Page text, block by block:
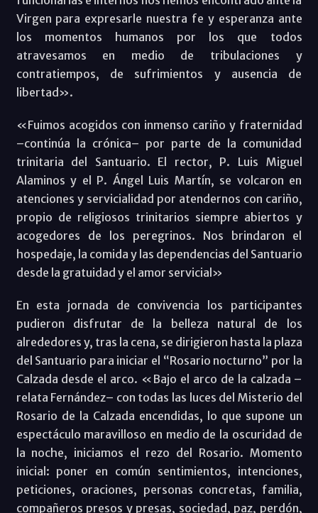
Virgen para expresarle nuestra fe y esperanza ante
los momentos humanos por los que todos
atravesamos en medio de tribulaciones y
contratiempos, de sufrimientos y ausencia de
libertad».
«Fuimos acogidos con inmenso cariño y fraternidad
–continúa la crónica– por parte de la comunidad
trinitaria del Santuario. El rector, P. Luis Miguel
Alaminos y el P. Ángel Luis Martín, se volcaron en
atenciones y servicialidad por atendernos con cariño,
propio de religiosos trinitarios siempre abiertos y
acogedores de los peregrinos. Nos brindaron el
hospedaje, la comida y las dependencias del Santuario
desde la gratuidad y el amor servicial»
En esta jornada de convivencia los participantes
pudieron disfrutar de la belleza natural de los
alrededores y, tras la cena, se dirigieron hasta la plaza
del Santuario para iniciar el “Rosario nocturno” por la
Calzada desde el arco. «Bajo el arco de la calzada –
relata Fernández– con todas las luces del Misterio del
Rosario de la Calzada encendidas, lo que supone un
espectáculo maravilloso en medio de la oscuridad de
la noche, iniciamos el rezo del Rosario. Momento
inicial: poner en común sentimientos, intenciones,
peticiones, oraciones, personas concretas, familia,
compañeros presos y presas, sociedad, paz, perdón,